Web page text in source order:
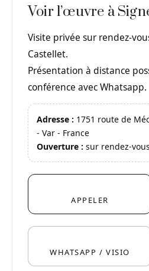
Voir l’œuvre à
Visite privée sur rendez-
Castellet.
Présentation à distance
conférence avec Whatsapp.
Adresse : 1751 route de
- Var - France
Ouverture : sur rendez-
APPELER
WHATSAPP / VISIO